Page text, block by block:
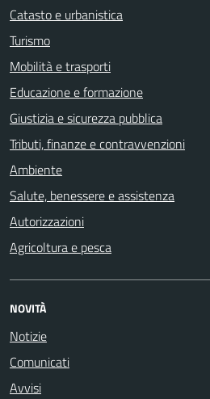
Catasto e urbanistica
Turismo
Mobilità e trasporti
Educazione e formazione
Giustizia e sicurezza pubblica
Tributi, finanze e contravvenzioni
Ambiente
Salute, benessere e assistenza
Autorizzazioni
Agricoltura e pesca
NOVITÀ
Notizie
Comunicati
Avvisi